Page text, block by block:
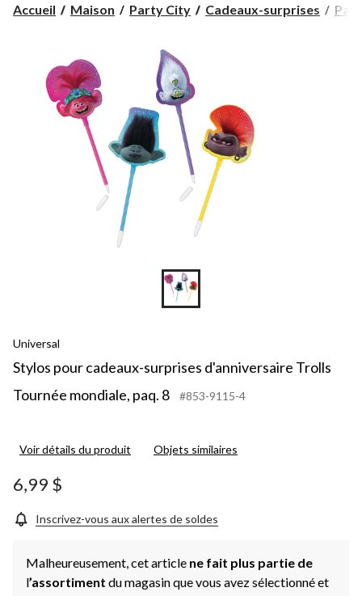
Accueil Maison Party City Cadeaux-surprises
Universal
Stylos pour cadeaux-surprises d'anniversaire Trolls
Tournée mondiale, paq. 8
#853-9115-4
Voir détails du produit Objets similaires
6,99 $
Inscrivez-vous aux alertes de soldes
Malheureusement, cet article ne fait plus partie de
l’assortiment du magasin que vous avez sélectionné et